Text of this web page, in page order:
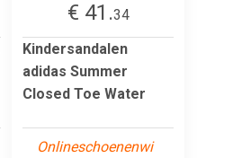
€ 41.34
Kindersandalen
adidas Summer
Closed Toe Water
Onlineschoenenwi